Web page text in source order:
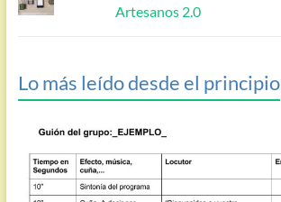
Artesanos 2.0
Lo más leído desde el principio